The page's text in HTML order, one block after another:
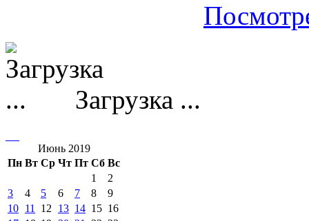
Загрузка ...
Июнь 2019
Пн Вт Ср Чт Пт Сб Вс
1
2
3
4 5 6 7 8
9
10 11 12 13 14 15 16